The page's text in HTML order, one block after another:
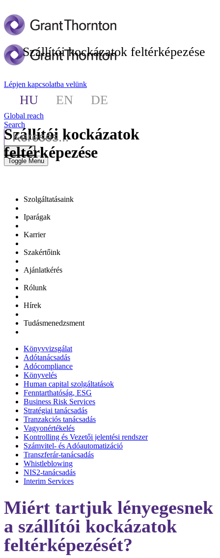
Lépjen kapcsolatba velünk
HU EN DE
Global reach
Search
Toggle Menu
Szállítói kockázatok feltérképezése
Szállítói kockázatok
feltérképezése
Szolgáltatásaink
Iparágak
Karrier
Szakértőink
Ajánlatkérés
Rólunk
Hírek
Tudásmenedzsment
Könyvvizsgálat
Adótanácsadás
Adócompliance
Könyvelés
Human capital szolgáltatások
Fenntarthatóság, ESG
Business Risk Services
Stratégiai tanácsadás
Tranzakciós tanácsadás
Vagyonértékelés
Kontrolling és Vezetői jelentési rendszer
Számvitel- és Adóautomatizáció
Transzferár-tanácsadás
Whistleblowing
NIS2-tanácsadás
Interim Services
Miért tartjuk lényegesnek
a szállítói kockázatok
feltérképezését?